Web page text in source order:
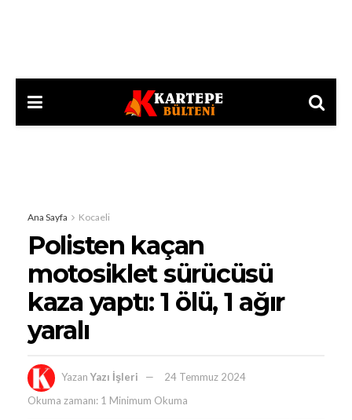
Ana Sayfa Kocaeli
Polisten kaçan
motosiklet sürücüsü
kaza yaptı: 1 ölü, 1 ağır
yaralı
Yazan Yazı İşleri
24 Temmuz 2024
Okuma zamanı: 1 Minimum Okuma